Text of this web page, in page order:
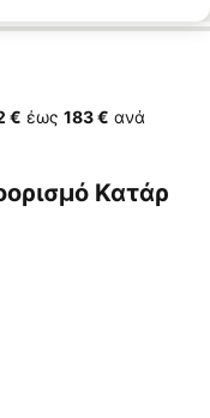
€ έως ‎183 € ανά
Κατάρ